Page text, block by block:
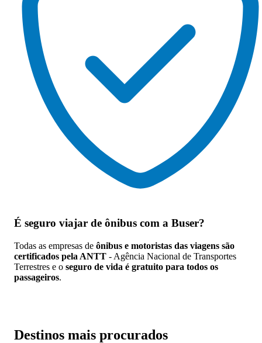
É seguro viajar de ônibus com a Buser?
Todas as empresas de ônibus e motoristas das viagens são
certificados pela ANTT - Agência Nacional de Transportes
Terrestres e o seguro de vida é gratuito para todos os
passageiros.
Destinos mais procurados